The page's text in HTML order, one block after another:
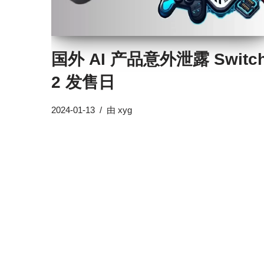
国外 AI 产品意外泄露
2 发售日
2024-01-13 由 xyg